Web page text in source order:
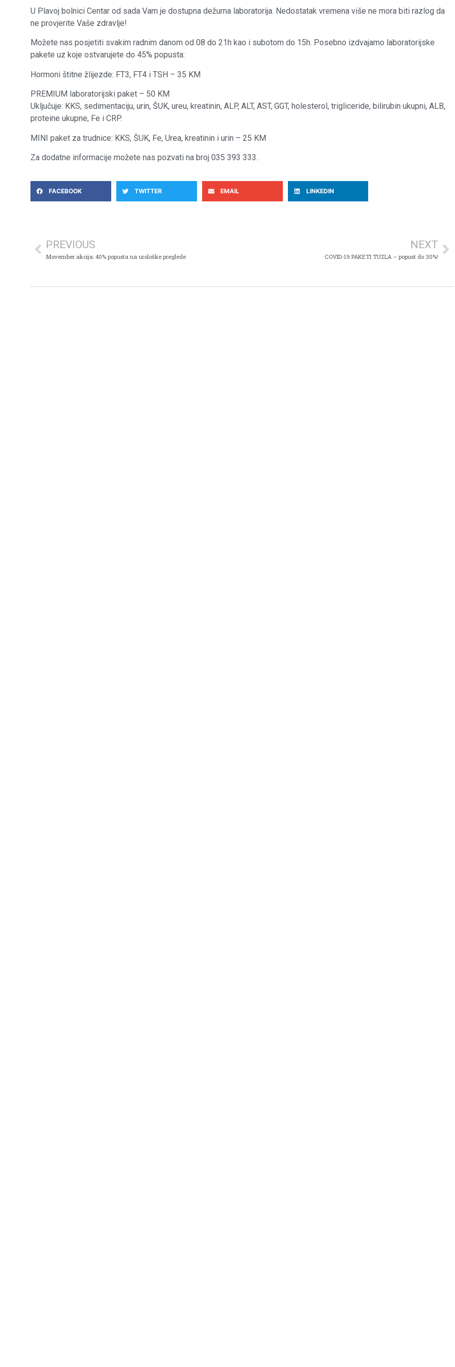
U Plavoj bolnici Centar od sada Vam je dostupna dežurna laboratorija. Nedostatak vremena više ne mora biti razlog da
ne provjerite Vaše zdravlje!
Možete nas posjetiti svakim radnim danom od 08 do 21h kao i subotom do 15h. Posebno izdvajamo laboratorijske
pakete uz koje ostvarujete do 45% popusta:
Hormoni štitne žlijezde: FT3, FT4 i TSH – 35 KM
PREMIUM laboratorijski paket – 50 KM
Uključuje: KKS, sedimentaciju, urin, ŠUK, ureu, kreatinin, ALP, ALT, AST, GGT, holesterol, trigliceride, bilirubin ukupni, ALB,
proteine ukupne, Fe i CRP.
MINI paket za trudnice: KKS, ŠUK, Fe, Urea, kreatinin i urin – 25 KM
Za dodatne informacije možete nas pozvati na broj 035 393 333.
FACEBOOK TWITTER EMAIL LINKEDIN
PREVIOUS
Movember akcija: 40% popusta na urološke preglede
NEXT
COVID-19 PAKETI TUZLA – popust do 30%!